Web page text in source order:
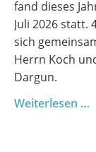
fand dieses
Juli 2026 statt.
sich
Herrn Koch
Dargun.
Weiterlesen …